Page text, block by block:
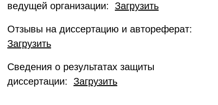
ведущей организации: Загрузить
Отзывы на диссертацию и автореферат:
Загрузить
Сведения о результатах защиты
диссертации: Загрузить